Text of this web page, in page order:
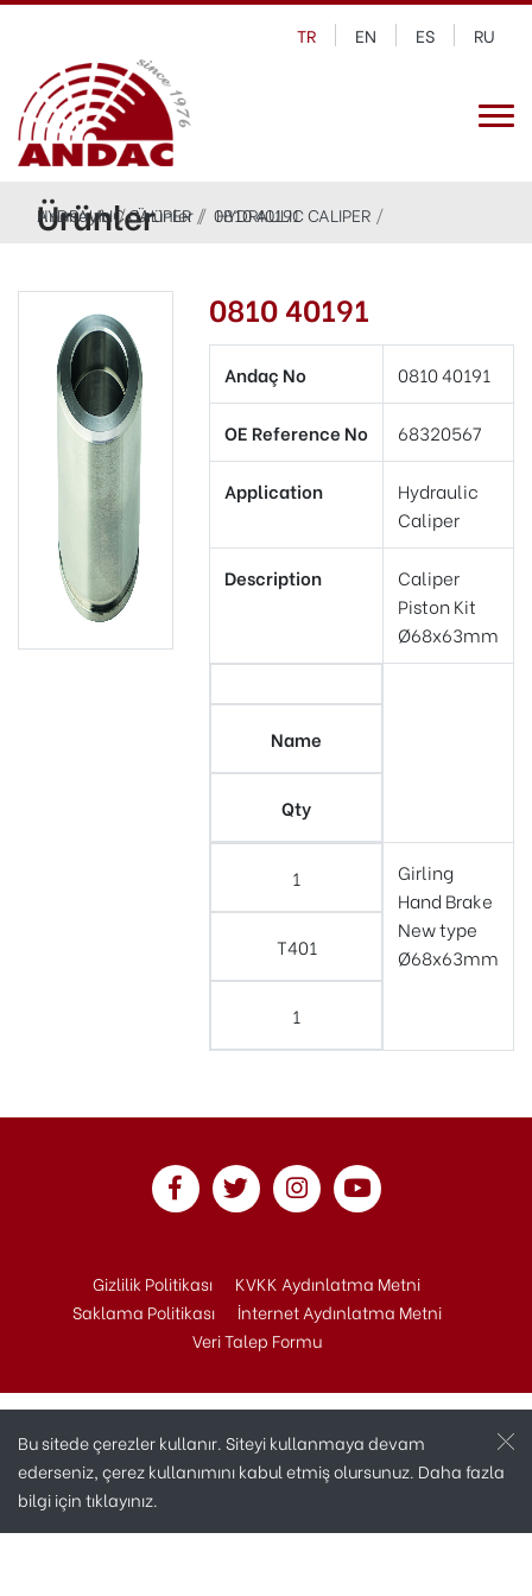
TR EN ES RU
Ürünler
Anasayfa Ürünler HYDRAULIC CALIPER
HYDRAULIC CALIPER 0810 40191
0810 40191
Andaç No 0810 40191
OE Reference No 68320567
Application
Hydraulic
Caliper
Description
Caliper
Piston Kit
Ø68x63mm
Name
Qty
1
T401
1
Girling
Hand Brake
New type
Ø68x63mm
Gizlilik Politikası
KVKK Aydınlatma Metni
Saklama Politikası
İnternet Aydınlatma Metni
Veri Talep Formu
Bu sitede çerezler kullanır. Siteyi kullanmaya devam
ederseniz, çerez kullanımını kabul etmiş olursunuz. Daha fazla
bilgi içintıklayınız.